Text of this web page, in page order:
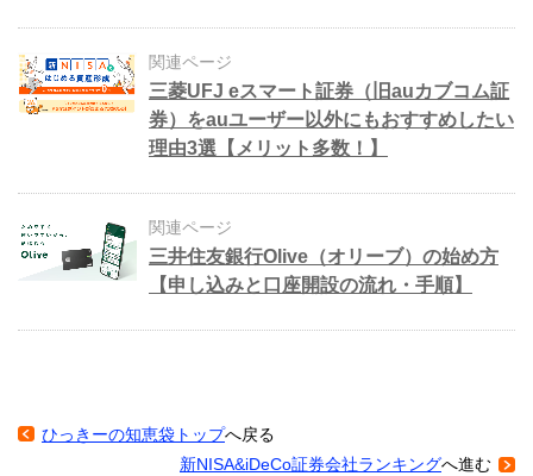
関連ページ
三菱UFJ eスマート証券（旧auカブコム証
券）をauユーザー以外にもおすすめしたい
理由3選【メリット多数！】
関連ページ
三井住友銀行Olive（オリーブ）の始め方
【申し込みと口座開設の流れ・手順】
ひっきーの知恵袋トップへ戻る
新NISA&iDeCo証券会社ランキングへ進む